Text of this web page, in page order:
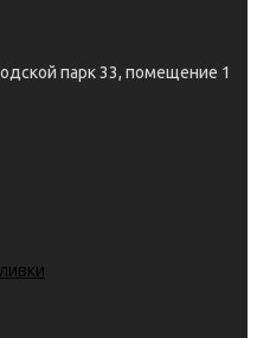
парк 33, помещение 1